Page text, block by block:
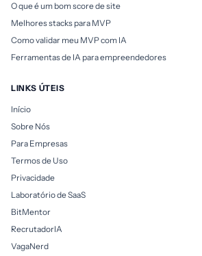
O que é um bom score de site
Melhores stacks para MVP
Como validar meu MVP com IA
Ferramentas de IA para empreendedores
LINKS ÚTEIS
Início
Sobre Nós
Para Empresas
Termos de Uso
Privacidade
Laboratório de SaaS
BitMentor
RecrutadorIA
VagaNerd